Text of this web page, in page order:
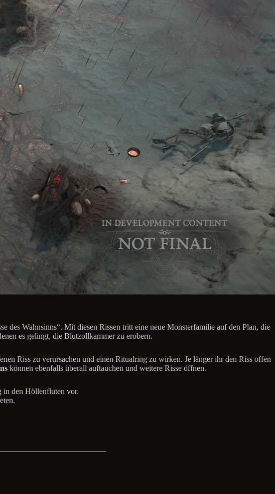
des Wahnsinns“. Mit diesen Rissen tritt eine neue Monsterfamilie auf den Plan, die
es gelingt, die Blutzollkammer zu erobern.
Riss zu verursachen und einen Ritualring zu wirken. Je länger ihr den Riss offen
können ebenfalls überall auftauchen und weitere Risse öffnen.
in den Höllenfluten vor.